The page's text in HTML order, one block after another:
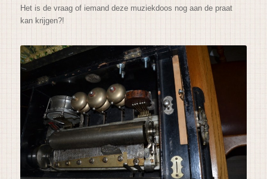
Het is de vraag of iemand deze muziekdoos nog aan de praat
kan krijgen?!